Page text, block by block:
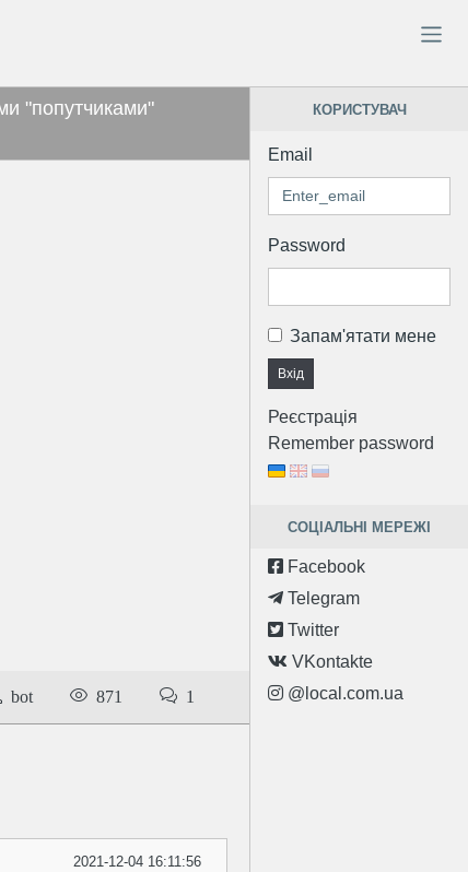
"попутчиками"
bot 871 1
2021-12-04 16:11:56
КОРИСТУВАЧ
Email
Password
Запам'ятати мене
Вхід
Реєстрація
Remember password
СОЦІАЛЬНІ МЕРЕЖІ
Facebook
Telegram
Twitter
VKontakte
@local.com.ua